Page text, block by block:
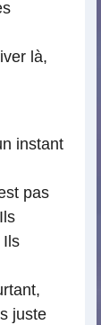
là,
instant
pas
Ils
juste